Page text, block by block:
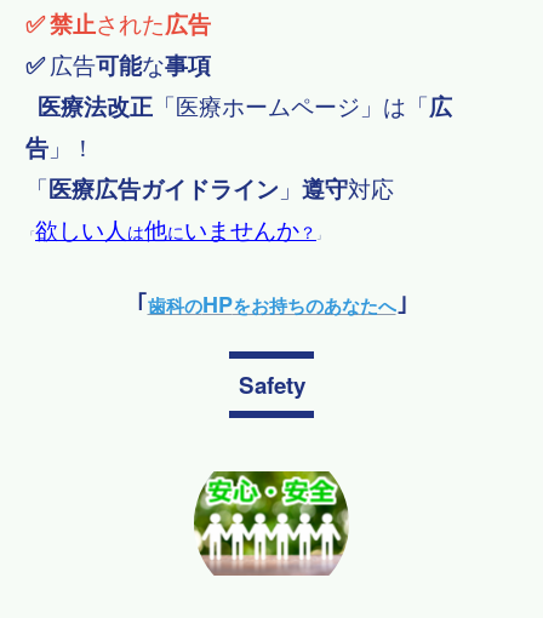
✅禁止された広告
✅ 広告可能な事項
医療法改正 「 医療ホームページ」は「 広
告 」！
「 医療広告ガイドライン 」 遵守対応
「 欲しい人 は他にいませんか ？ 」
｢ 歯科のHPをお持ちのあなたへ｣
Safety